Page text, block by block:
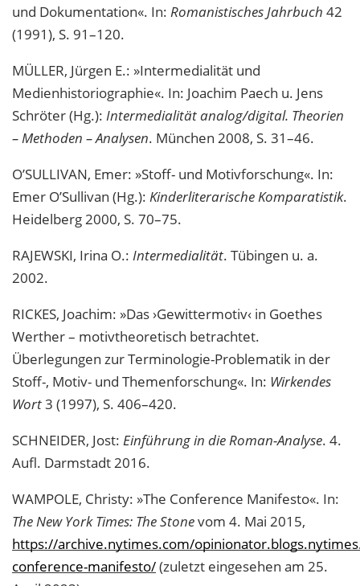
und Dokumentation«. In: Romanistisches Jahrbuch 42
(1991), S. 91–120.
MÜLLER, Jürgen E.: »Intermedialität und
Medienhistoriographie«. In: Joachim Paech u. Jens
Schröter (Hg.): Intermedialität analog/digital. Theorien
– Methoden – Analysen. München 2008, S. 31–46.
O’SULLIVAN, Emer: »Stoff- und Motivforschung«. In:
Emer O’Sullivan (Hg.): Kinderliterarische Komparatistik.
Heidelberg 2000, S. 70–75.
RAJEWSKI, Irina O.: Intermedialität. Tübingen u. a.
2002.
RICKES, Joachim: »Das ›Gewittermotiv‹ in Goethes
Werther – motivtheoretisch betrachtet.
Überlegungen zur Terminologie-Problematik in der
Stoff-, Motiv- und Themenforschung«. In: Wirkendes
Wort3 (1997), S. 406–420.
SCHNEIDER, Jost: Einführung in die Roman-Analyse. 4.
Aufl. Darmstadt 2016.
WAMPOLE, Christy: »The Conference Manifesto«. In:
The New York Times: The Stonevom 4. Mai 2015,
https://archive.nytimes.com/
conference-manifesto/(zuletzt eingesehen am 25.